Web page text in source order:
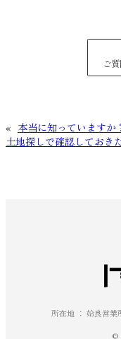
ご
« 本当に知っていますか
土地探しで確認しておき
所在地 ： 姶良営
©